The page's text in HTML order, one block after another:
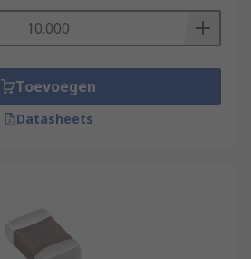
Toevoegen
Datasheets